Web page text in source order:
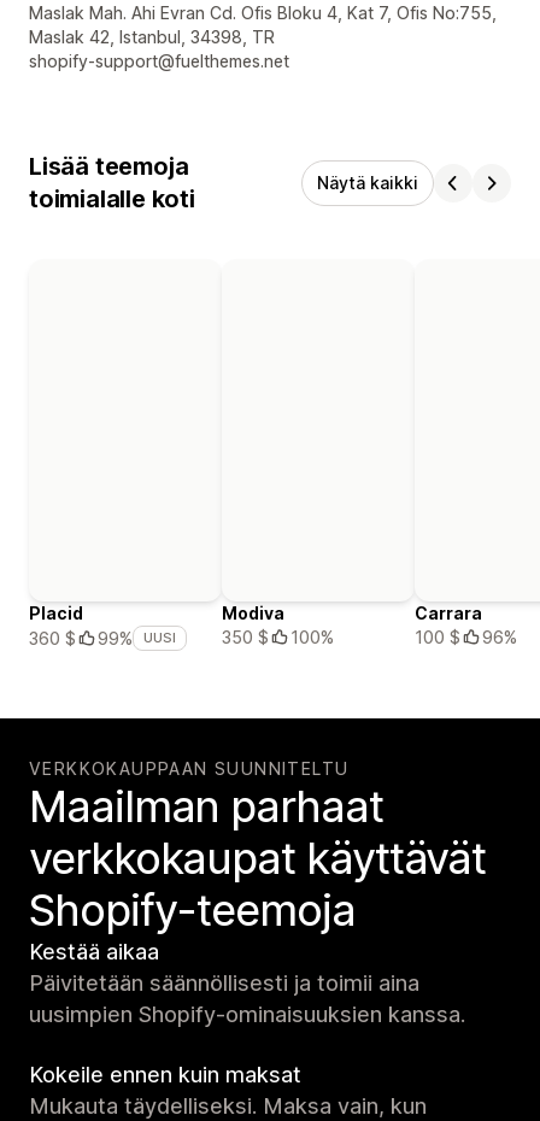
Suunnittelijan yhteystiedot
Maslak Mah. Ahi Evran Cd. Ofis Bloku 4, Kat 7, Ofis No:755,
Maslak 42, Istanbul, 34398, TR
shopify-support@fuelthemes.net
Lisää teemoja
toimialalle koti
Näytä kaikki
Placid
360 $
99% UUSI
Modiva
350 $
100%
Carrara
100 $
96%
VERKKOKAUPPAAN SUUNNITELTU
Maailman parhaat
verkko­kaupat käyttävät
Shopify-teemoja
Kestää aikaa
Päivitetään säännöllisesti ja toimii aina
uusimpien Shopify-ominaisuuksien kanssa.
Kokeile ennen kuin maksat
Mukauta täydelliseksi. Maksa vain, kun